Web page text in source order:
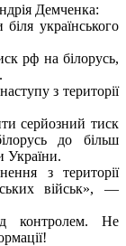
Демченка:
українського
рф на білорусь,
з території
серйозний тиск
до більш
України.
з території
військ», —
контролем. Не